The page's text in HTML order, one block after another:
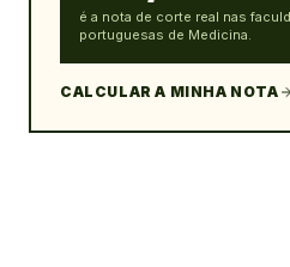
é a nota de corte real nas
portuguesas de Medicina.
CALCULAR A MINHA NOTA